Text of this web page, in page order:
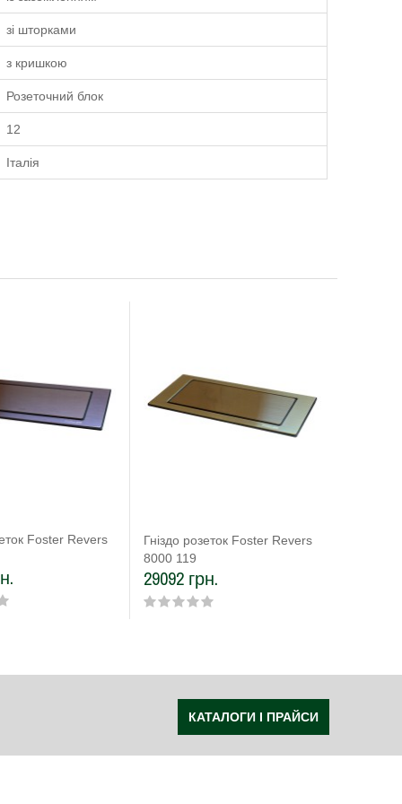
зі шторками
з кришкою
Розеточний блок
12
Італія
Foster Revers
Гніздо розеток Foster Revers
8000 119
29092 грн.
КАТАЛОГИ І ПРАЙСИ